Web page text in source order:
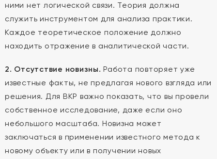
ними нет логической связи. Теория должна
служить инструментом для анализа практики.
Каждое теоретическое положение должно
находить отражение в аналитической части.
2. Отсутствие новизны. Работа повторяет уже
известные факты, не предлагая нового взгляда или
решения. Для ВКР важно показать, что вы провели
собственное исследование, даже если оно
небольшого масштаба. Новизна может
заключаться в применении известного метода к
новому объекту или в получении новых